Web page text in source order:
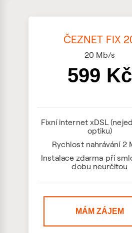
ČEZNET FIX
20 Mb/s
599 Kč
Fixní internet xDSL
optiku)
Rychlost nahrávání 2
Instalace zdarma při
dobu neurčitou
MÁM ZÁJEM